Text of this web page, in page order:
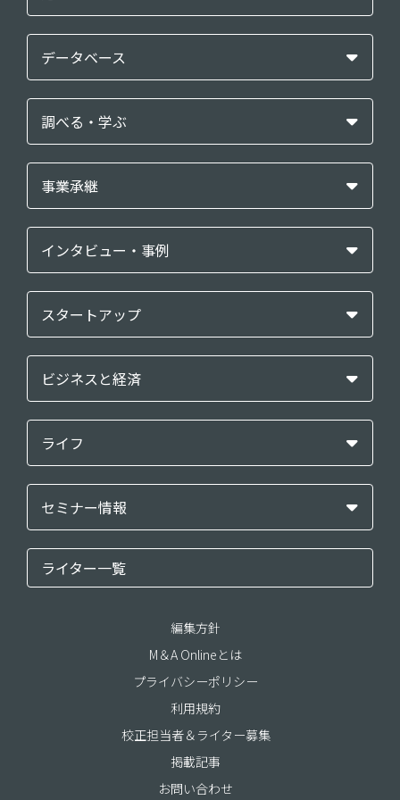
データベース
調べる・学ぶ
事業承継
インタビュー・事例
スタートアップ
ビジネスと経済
ライフ
セミナー情報
ライター一覧
編集方針
M＆A Onlineとは
プライバシーポリシー
利用規約
校正担当者＆ライター募集
掲載記事
お問い合わせ